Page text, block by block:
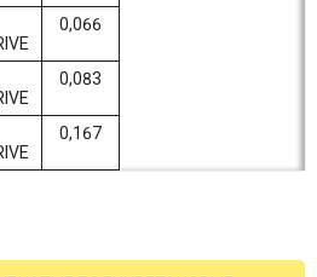
0,066
0,083
0,167